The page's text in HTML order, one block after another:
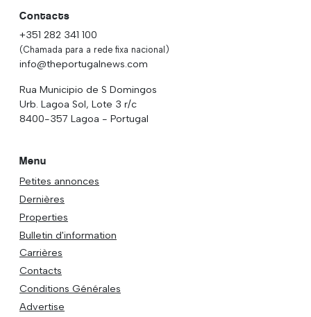
Contacts
+351 282 341 100
(Chamada para a rede fixa nacional)
info@theportugalnews.com
Rua Municipio de S Domingos
Urb. Lagoa Sol, Lote 3 r/c
8400-357 Lagoa - Portugal
Menu
Petites annonces
Dernières
Properties
Bulletin d'information
Carrières
Contacts
Conditions Générales
Advertise